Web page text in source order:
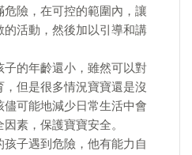
險，在可控的範圍內，讓
活動，然後加以引導和講
的年齡還小，雖然可以對
但是很多情況寶寶還是沒
可能地減少日常生活中會
素，保護寶寶安全。
子遇到危險，他有能力自